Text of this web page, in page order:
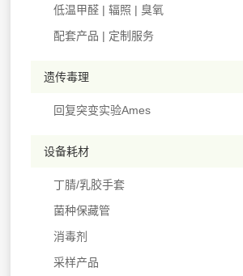
低温甲醛 | 辐照 | 臭氧
配套产品 | 定制服务
遗传毒理
回复突变实验Ames
设备耗材
丁腈/乳胶手套
菌种保藏管
消毒剂
采样产品